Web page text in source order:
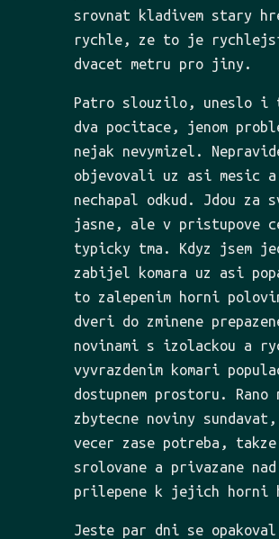
srovnat kladivem stary
rychle, ze to je
dvacet metru pro jiny.
Patro slouzilo, uneslo
dva pocitace, jenom
nejak nevymizel.
objevovali uz asi mesic
nechapal odkud. Jdou za
jasne, ale v pristupove
typicky tma. Kdyz jsem
zabijel komara uz asi
to zalepenim horni
dveri do zminene
novinami s izolackou a
vyvrazdenim komari
dostupnem prostoru.
zbytecne noviny sundavat,
vecer zase potreba,
srolovane a privazane
prilepene k jejich horni
Jeste par dni se